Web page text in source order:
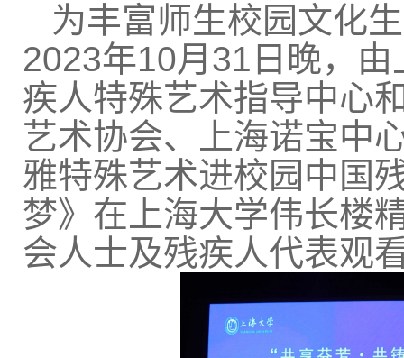
为丰富师生校园文化
2023年10月 31 日晚，
疾人特殊艺术指导中心
艺术协会、上海诺宝中
雅特殊艺术进校园中国
梦》在上海大学伟长楼
会人士及残疾人代表观